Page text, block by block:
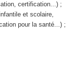
certification...) ;
et scolaire,
pour la santé...) ;